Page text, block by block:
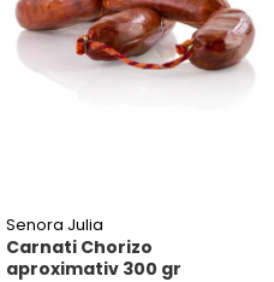
Senora Julia
Carnati Chorizo
aproximativ 300 gr